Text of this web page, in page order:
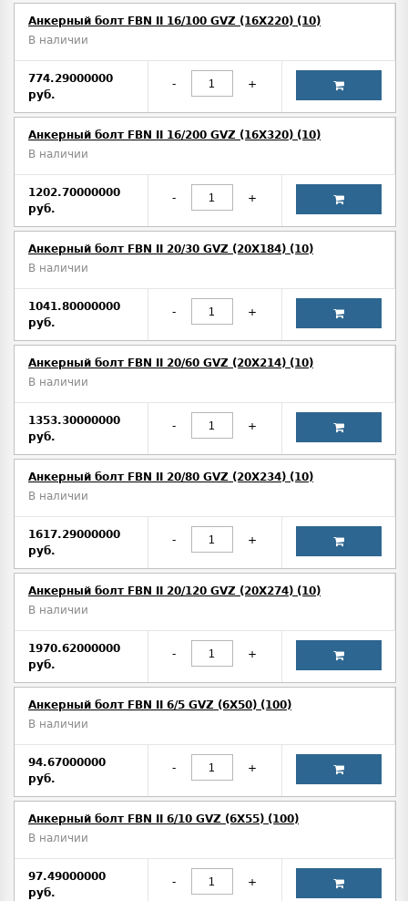
Анкерный болт FBN II 16/100 GVZ (16X220) (10)
В наличии
774.29000000
руб.
- +
Анкерный болт FBN II 16/200 GVZ (16X320) (10)
В наличии
1202.70000000
руб.
- +
Анкерный болт FBN II 20/30 GVZ (20X184) (10)
В наличии
1041.80000000
руб.
- +
Анкерный болт FBN II 20/60 GVZ (20X214) (10)
В наличии
1353.30000000
руб.
- +
Анкерный болт FBN II 20/80 GVZ (20X234) (10)
В наличии
1617.29000000
руб.
- +
Анкерный болт FBN II 20/120 GVZ (20X274) (10)
В наличии
1970.62000000
руб.
- +
Анкерный болт FBN II 6/5 GVZ (6X50) (100)
В наличии
94.67000000
руб.
- +
Анкерный болт FBN II 6/10 GVZ (6X55) (100)
В наличии
97.49000000
руб.
- +